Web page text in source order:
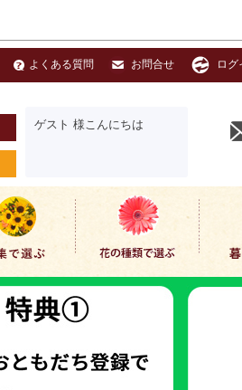
よくある質問 お問合せ ログ
ゲスト 様こんにちは